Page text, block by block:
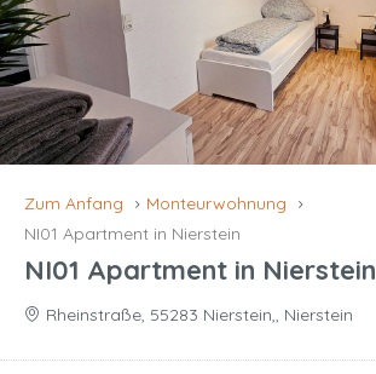
Zum Anfang
Monteurwohnung
NI01 Apartment in Nierstein
NI01 Apartment in Nierstein
Rheinstraße, 55283 Nierstein,, Nierstein